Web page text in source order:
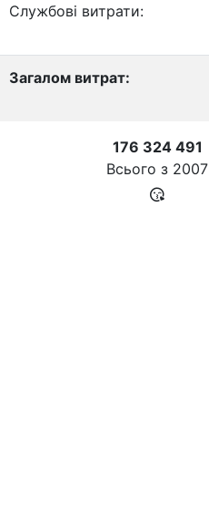
Службові витрати:
Загалом витрат:
176 324 491
Всього з 2007